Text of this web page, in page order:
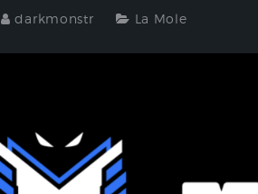
darkmonstr La Mole